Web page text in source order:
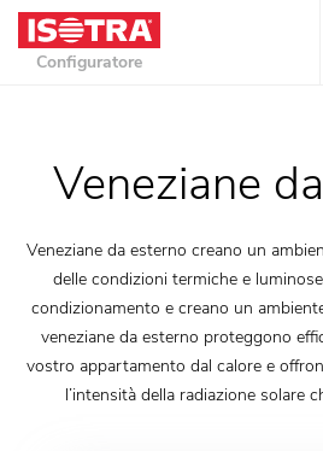
Configuratore
Veneziane
Veneziane da esterno creano un
delle condizioni termiche e
condizionamento e creano un
veneziane da esterno proteggono
vostro appartamento dal calore e
l’intensità della radiazione solare